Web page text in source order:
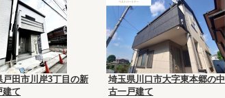
戸田市川岸3丁目の新
建て
埼玉県川口市大字東本郷の中
古一戸建て